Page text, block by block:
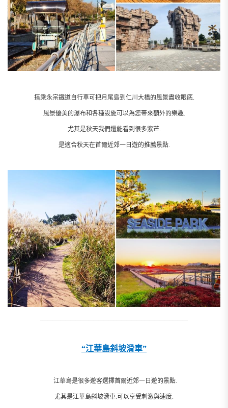
搭乘永宗鐵道自行車可把月尾島到仁川大橋的風景盡收眼底.
風景優美的瀑布和各種設施可以為您帶來額外的樂趣.
尤其是秋天我們還能看到很多紫芒.
是適合秋天在首爾近郊一日遊的推薦景點.
“江華島斜坡滑車”
江華島是很多遊客選擇首爾近郊一日遊的景點.
尤其是江華島斜坡滑車.可以享受刺激與速度.